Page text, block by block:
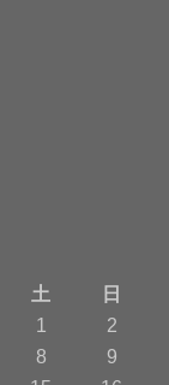
土
日
1
2
8
9